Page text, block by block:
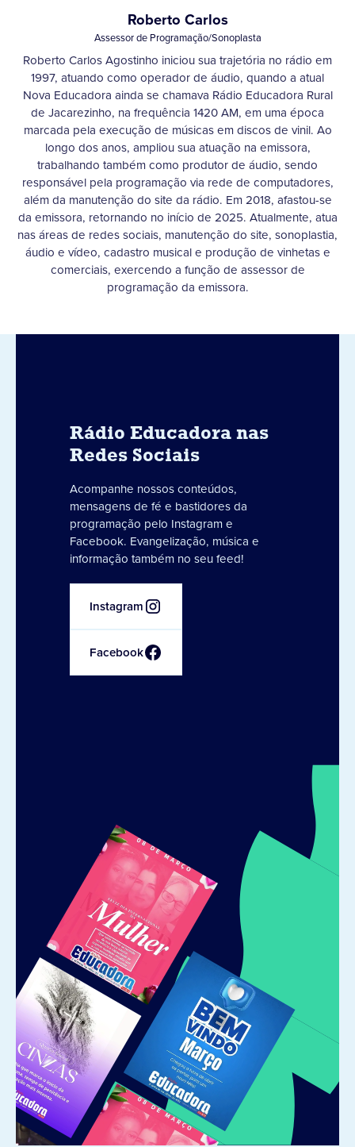
Roberto Carlos
Assessor de Programação/Sonoplasta
Roberto Carlos Agostinho iniciou sua trajetória no rádio em
1997, atuando como operador de áudio, quando a atual
Nova Educadora ainda se chamava Rádio Educadora Rural
de Jacarezinho, na frequência 1420 AM, em uma época
marcada pela execução de músicas em discos de vinil. Ao
longo dos anos, ampliou sua atuação na emissora,
trabalhando também como produtor de áudio, sendo
responsável pela programação via rede de computadores,
além da manutenção do site da rádio. Em 2018, afastou-se
da emissora, retornando no início de 2025. Atualmente, atua
nas áreas de redes sociais, manutenção do site, sonoplastia,
áudio e vídeo, cadastro musical e produção de vinhetas e
comerciais, exercendo a função de assessor de
programação da emissora.
Rádio Educadora nas
Redes Sociais
Acompanhe nossos conteúdos,
mensagens de fé e bastidores da
programação pelo Instagram e
Facebook. Evangelização, música e
informação também no seu feed!
Instagram
Facebook